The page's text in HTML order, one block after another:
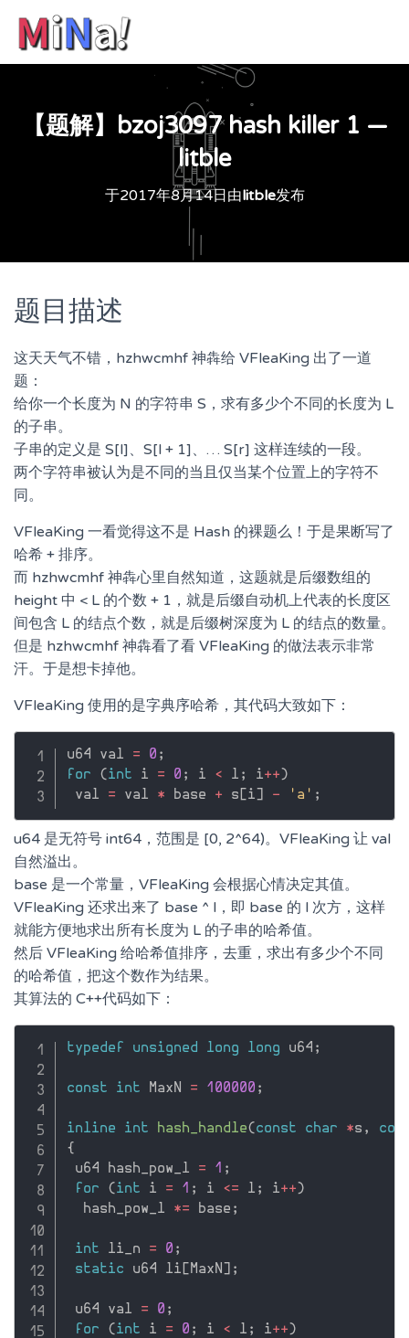
【题解】bzoj3097 hash killer 1 —
litble
于2017年8月14日 由litble发布
题目描述
这天天气不错，hzhwcmhf 神犇给 VFleaKing 出了一道
题：
给你一个长度为 N 的字符串 S，求有多少个不同的长度为 L
的子串。
子串的定义是 S[l]、S[l + 1]、… S[r] 这样连续的一段。
两个字符串被认为是不同的当且仅当某个位置上的字符不
同。
VFleaKing 一看觉得这不是 Hash 的裸题么！于是果断写了
哈希 + 排序。
而 hzhwcmhf 神犇心里自然知道，这题就是后缀数组的
height 中 < L 的个数 + 1，就是后缀自动机上代表的长度区
间包含 L 的结点个数，就是后缀树深度为 L 的结点的数量。
但是 hzhwcmhf 神犇看了看 VFleaKing 的做法表示非常
汗。于是想卡掉他。
VFleaKing 使用的是字典序哈希，其代码大致如下：
u64 val = 0 ;
for
(int i = 0 ; i < l ; i++)
val = val * base + s [i] - 'a' ;
u64 是无符号 int64，范围是 [0, 2^64)。VFleaKing 让 val
自然溢出。
base 是一个常量，VFleaKing 会根据心情决定其值。
VFleaKing 还求出来了 base ^ l，即 base 的 l 次方，这样
就能方便地求出所有长度为 L 的子串的哈希值。
然后 VFleaKing 给哈希值排序，去重，求出有多少个不同
的哈希值，把这个数作为结果。
其算法的 C++代码如下：
typedef unsigned long long u64 ;
const int MaxN = 100000 ;
inline int hash_handle( const char *s ,
{
u64 hash_pow_l = 1 ;
for
( int i = 1 ; i <= l ; i++ )
  hash_pow_l
*= base ;
int li_n = 0 ;
static u64 li MaxN ;
u64 val = 0 ;
for
( int i = 0 ; i < l ; i++ )